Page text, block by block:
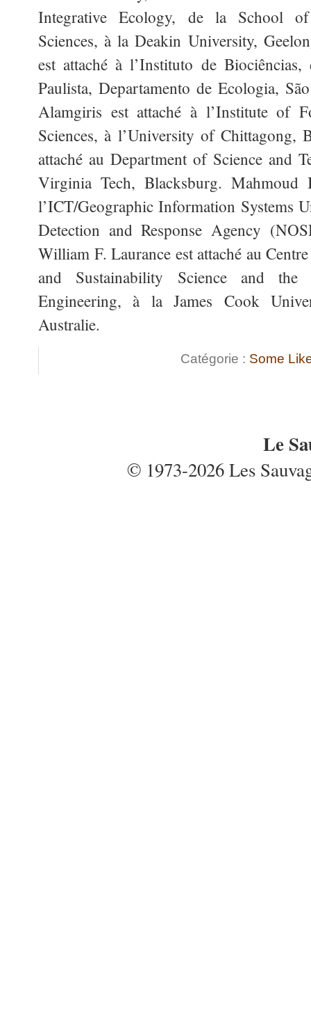
Integrative Ecology, de la School
Sciences, à la Deakin University,
est attaché à l’Instituto de Biociências,
Paulista, Departamento de Ecologia,
Alamgiris est attaché à l’Institute of
Sciences, à l’University of Chittagong,
attaché au Department of Science and
Virginia Tech, Blacksburg. Mahmoud
l’ICT/Geographic Information Systems
Detection and Response Agency
William F. Laurance est attaché au
and Sustainability Science and
Engineering, à la James Cook
Australie.
Catégorie : Some
Le
© 1973-2026 Les